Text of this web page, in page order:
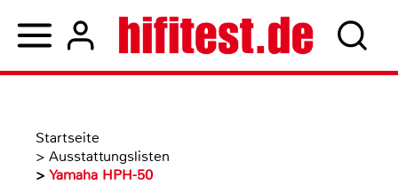
Startseite
> Ausstattungslisten
> Yamaha HPH-50